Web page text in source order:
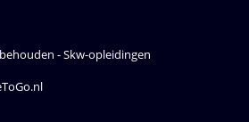
- Skw-opleidingen